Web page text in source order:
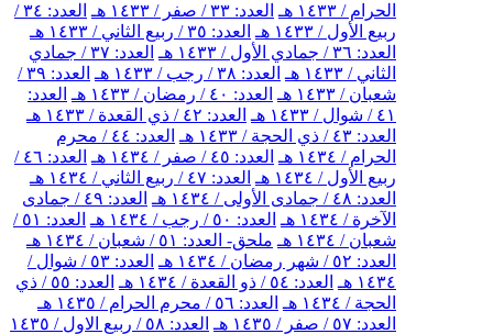
الحرام / ١٤٣٣ هـ
العدد: ٣٣ / صفر / ١٤٣٣ هـ
العدد: ٣٤ /
ربيع الأول / ١٤٣٣ هـ
العدد: ٣٥ / ربيع الثاني / ١٤٣٣ هـ
العدد: ٣٦ / جمادي الأول / ١٤٣٣ هـ
العدد: ٣٧ / جمادي
الثاني / ١٤٣٣ هـ
العدد: ٣٨ / رجب / ١٤٣٣ هـ
العدد: ٣٩ /
شعبان / ١٤٣٣ هـ
العدد: ٤٠ / رمضان / ١٤٣٣ هـ
العدد:
٤١ / شوال / ١٤٣٣ هـ
العدد: ٤٢ / ذي القعدة / ١٤٣٣ هـ
العدد: ٤٣ / ذي الحجة / ١٤٣٣ هـ
العدد: ٤٤ / محرم
الحرام / ١٤٣٤ هـ
العدد: ٤٥ / صفر / ١٤٣٤ هـ
العدد: ٤٦ /
ربيع الأول / ١٤٣٤ هـ
العدد: ٤٧ / ربيع الثاني / ١٤٣٤ هـ
العدد: ٤٨ / جمادى الأولى / ١٤٣٤ هـ
العدد: ٤٩ / جمادى
الآخرة / ١٤٣٤ هـ
العدد: ٥٠ / رجب / ١٤٣٤ هـ
العدد: ٥١ /
شعبان / ١٤٣٤ هـ
ملحق- العدد: ٥١ / شعبان / ١٤٣٤ هـ
العدد: ٥٢ / شهر رمضان / ١٤٣٤ هـ
العدد: ٥٣ / شوال /
١٤٣٤ هـ
العدد: ٥٤ / ذو القعدة / ١٤٣٤ هـ
العدد: ٥٥ / ذي
الحجة / ١٤٣٤ هـ
العدد: ٥٦ / محرم الحرام / ١٤٣٥ هـ
العدد: ٥٧ / صفر / ١٤٣٥ هـ
العدد: ٥٨ / ربيع الاول / ١٤٣٥